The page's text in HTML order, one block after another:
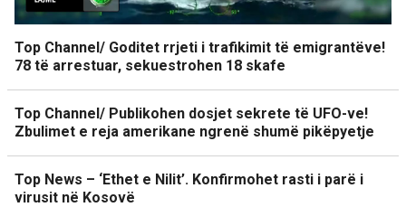
Top Channel/ Goditet rrjeti i trafikimit të emigrantëve!
78 të arrestuar, sekuestrohen 18 skafe
Top Channel/ Publikohen dosjet sekrete të UFO-ve!
Zbulimet e reja amerikane ngrenë shumë pikëpyetje
Top News – ‘Ethet e Nilit’. Konfirmohet rasti i parë i
virusit në Kosovë